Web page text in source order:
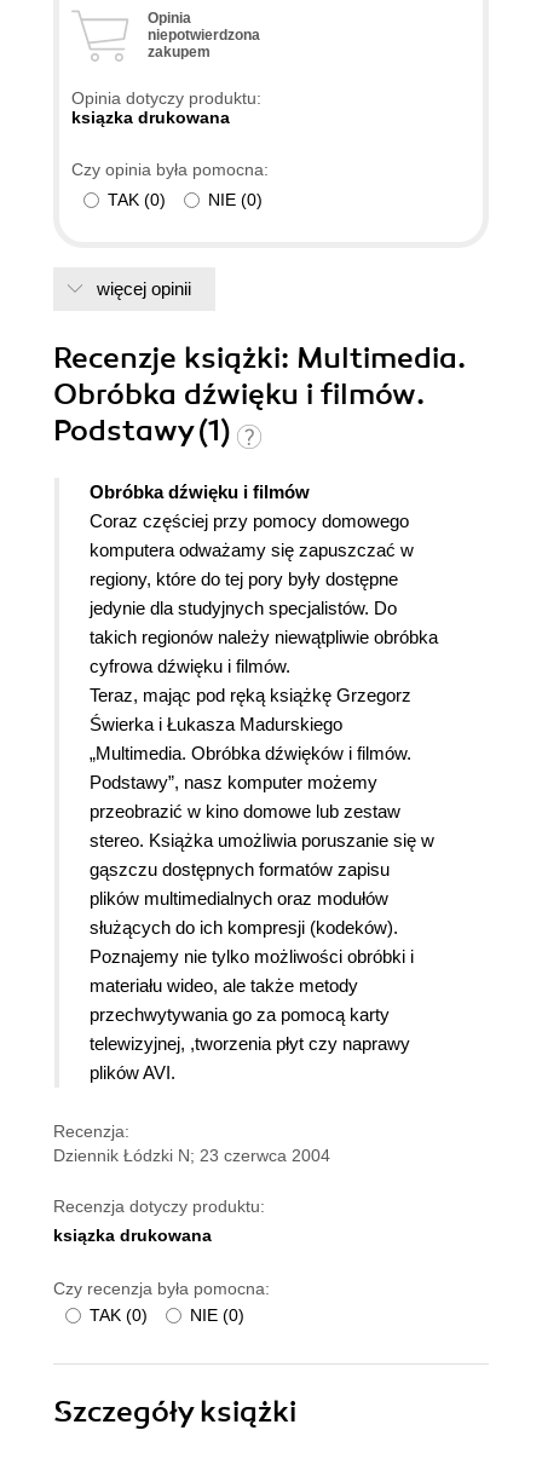
Opinia
niepotwierdzona
zakupem
Opinia dotyczy produktu:
ksiązka drukowana
Czy opinia była pomocna:
TAK (0) NIE (0)
więcej opinii
Recenzje książki: Multimedia.
Obróbka dźwięku i filmów.
Podstawy (1)
Obróbka dźwięku i filmów
Coraz częściej przy pomocy domowego
komputera odważamy się zapuszczać w
regiony, które do tej pory były dostępne
jedynie dla studyjnych specjalistów. Do
takich regionów należy niewątpliwie obróbka
cyfrowa dźwięku i filmów.
Teraz, mając pod ręką książkę Grzegorz
Świerka i Łukasza Madurskiego
„Multimedia. Obróbka dźwięków i filmów.
Podstawy”, nasz komputer możemy
przeobrazić w kino domowe lub zestaw
stereo. Książka umożliwia poruszanie się w
gąszczu dostępnych formatów zapisu
plików multimedialnych oraz modułów
służących do ich kompresji (kodeków).
Poznajemy nie tylko możliwości obróbki i
materiału wideo, ale także metody
przechwytywania go za pomocą karty
telewizyjnej, ,tworzenia płyt czy naprawy
plików AVI.
Recenzja:
Dziennik Łódzki N; 23 czerwca 2004
Recenzja dotyczy produktu:
ksiązka drukowana
Czy recenzja była pomocna:
TAK (0) NIE (0)
Szczegółyksiążki